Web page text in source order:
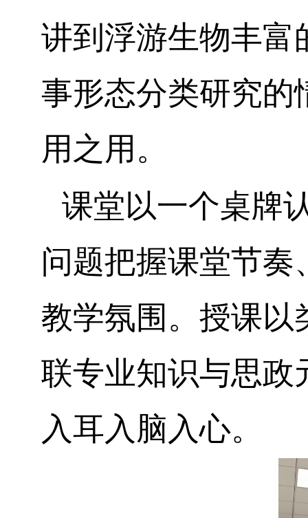
讲到浮游生物丰富
事形态分类研究的
用之用。
课堂以一个桌牌
问题把握课堂节
教学氛围。授课以
联专业知识与思政
入耳入脑入心。